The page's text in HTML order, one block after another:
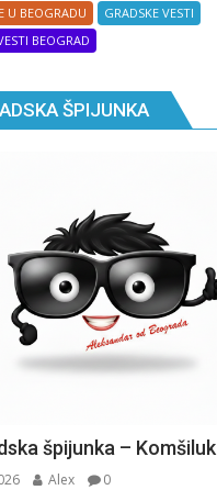
U BEOGRADU
GRADSKE VESTI
BEOGRAD
ŠPIJUNKA
špijunka – Komšiluk
Alex 0